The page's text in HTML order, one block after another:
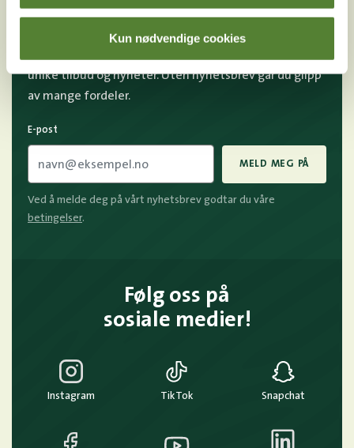
Kun nødvendige cookies
OSS?
unike tilbud og nyheter. Uten nyhetsbrev går du glipp
av mange fordeler.
E-post
MELD MEG PÅ
Ved å melde deg på vårt nyhetsbrev godtar du våre
betingelser.
Følg oss på
sosiale medier!
Instagram TikTok Snapchat